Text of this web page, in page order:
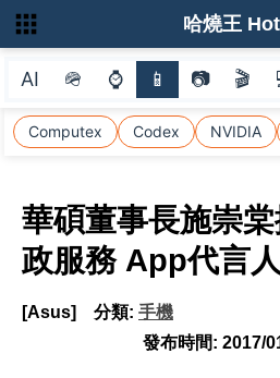
AI 🪖 ⌚ 📱 📷 🎬
Computex Codex NVIDIA
哈燒王
華碩董事長施崇
政服務 App代言人
[Asus] 分類: 手機
發布時間: 2017/